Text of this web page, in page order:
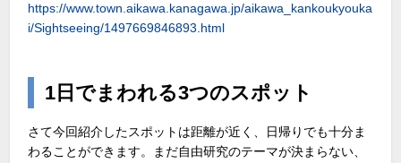
https://www.town.aikawa.kanagawa.jp/aikawa_kankoukyouka
i/Sightseeing/1497669846893.html
1日でまわれる3つのスポット
さて今回紹介したスポットは距離が近く、日帰りでも十分ま
わることができます。まだ自由研究のテーマが決まらない、